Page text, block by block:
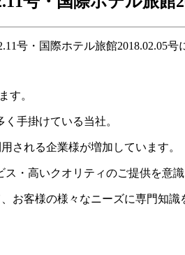
号・国際ホテル旅館2018.02.05号
す。
手掛けている当社。
される企業様が増加しています。
・高いクオリティのご提供を意
お客様の様々なニーズに専門知識